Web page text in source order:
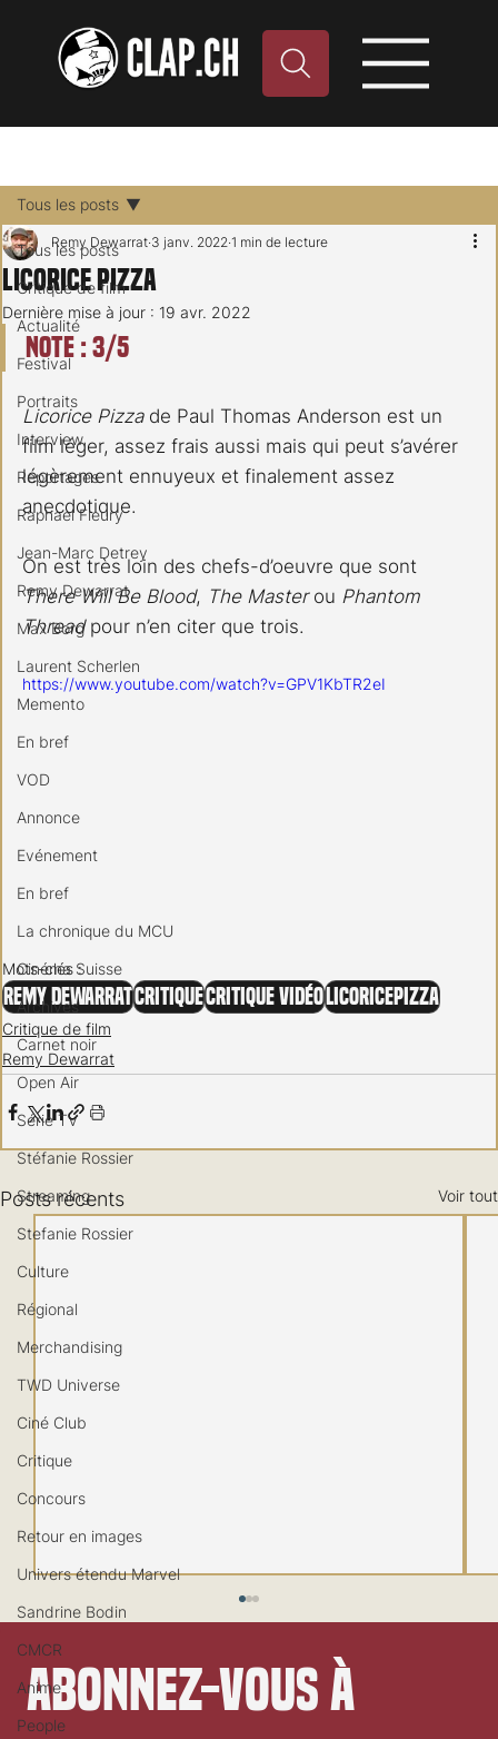
Tous les posts
Critique de film
Actualité
Festival
Portraits
Interview
Reportages
Raphael Fleury
Jean-Marc Detrey
Remy Dewarrat
Max Borg
Laurent Scherlen
Memento
En bref
VOD
Annonce
Evénement
En bref
La chronique du MCU
Cinéma Suisse
Archives
Carnet noir
Open Air
Série TV
Stéfanie Rossier
Streaming
Stefanie Rossier
Culture
Régional
Merchandising
TWD Universe
Ciné Club
Critique
Concours
Retour en images
Univers étendu Marvel
Sandrine Bodin
CMCR
Anime
People
Tous les posts
Licorice Pizza
Remy Dewarrat 3 janv. 2022 1 min de lecture
Dernière mise à jour : 19 avr. 2022
Note : 3/5
Licorice Pizza de Paul Thomas Anderson est un
film léger, assez frais aussi mais qui peut s’avérer
légèrement ennuyeux et finalement assez
anecdotique.
On est très loin des chefs-d’oeuvre que sont
There Will Be Blood, The Master ou Phantom
Thread pour n’en citer que trois.
https://www.youtube.com/watch?v=GPV1KbTR2eI
Mots-clés :
Remy DewarratCritiqueCritique vidéo LicoricePizza
Critique de film
Remy Dewarrat
Posts récents Voir tout
Abonnez-vous à